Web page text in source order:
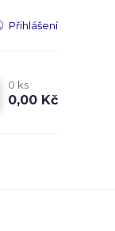
Přihlášení
0 ks
0,00 Kč